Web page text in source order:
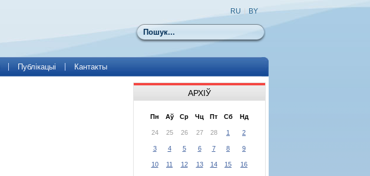
Пошук
RU BY
Публікацыі Кантакты
АРХІЎ
Пн Аў Ср Чц Пт Сб Нд
24 25 26 27 28 1 2
3 4 5 6 7 8 9
10 11 12 13 14 15 16